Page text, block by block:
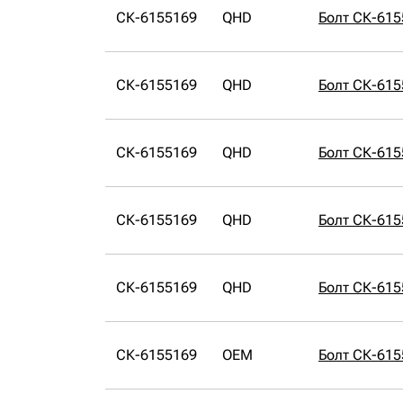
СК-6155169 QHD Болт СК-
СК-6155169 QHD Болт СК-
СК-6155169 QHD Болт СК-
СК-6155169 QHD Болт СК-
СК-6155169 QHD Болт СК-
СК-6155169 OEM Болт СК-